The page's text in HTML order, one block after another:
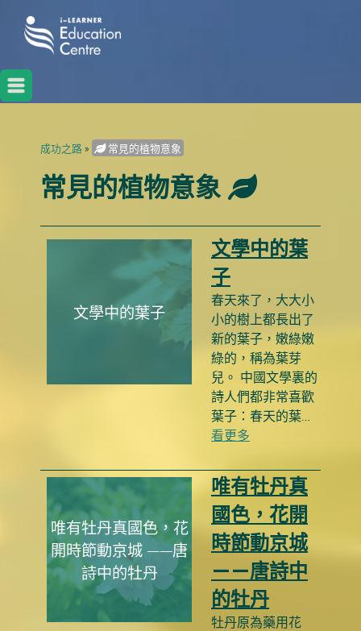
成功之路» 常見的植物意象
常見的植物意象
文學中的葉子
文學中的葉
子
春天來了，大大小
小的樹上都長出了
新的葉子，嫩綠嫩
綠的，稱為葉芽
兒。 中國文學裏的
詩人們都非常喜歡
葉子：春天的葉…
看更多
唯有牡丹真國色，花
開時節動京城 ——唐
詩中的牡丹
唯有牡丹真
國色，花開
時節動京城
——唐詩中
的牡丹
牡丹原為藥用花